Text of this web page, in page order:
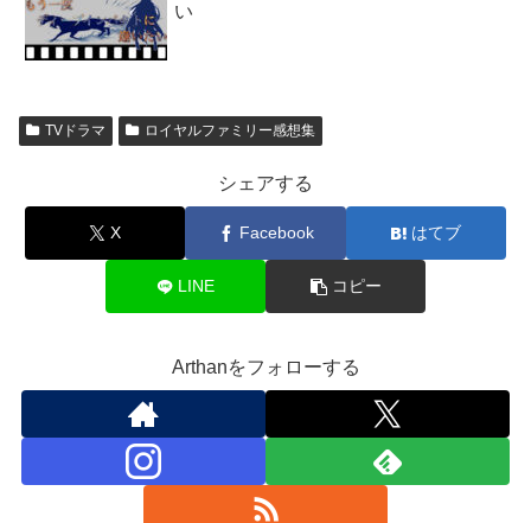
い
TVドラマ ロイヤルファミリー感想集
シェアする
X Facebook はてブ
LINE コピー
Arthanをフォローする